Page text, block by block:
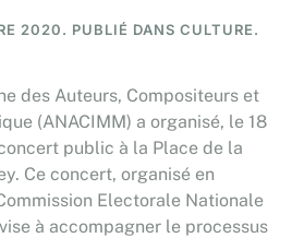
2020. PUBLIÉ DANS CULTURE.
des Auteurs, Compositeurs et
(ANACIMM) a organisé, le 18
public à la Place de la
Ce concert, organisé en
Electorale Nationale
à accompagner le processus